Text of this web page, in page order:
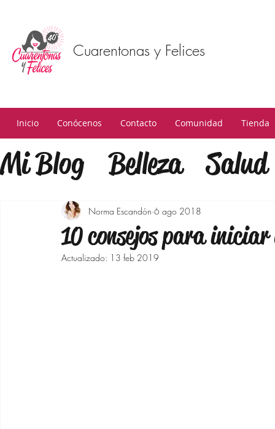
Cuarentonas y Felices
Inicio Conócenos Contacto Comunidad Tienda
Mi Blog Belleza
Salud
Estilo
Mindfulness
Estilo de Vida
10 consejos para
Norma Escandón 6 ago 2018
Actualizado: 13 feb 2019